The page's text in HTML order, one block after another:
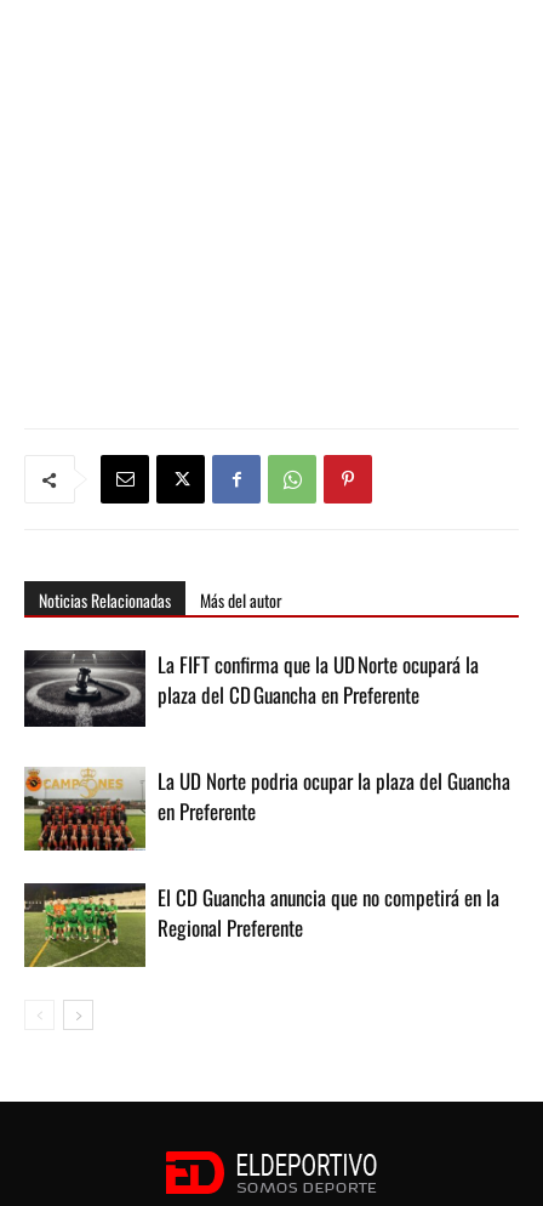
Noticias Relacionadas Más del autor
La FIFT confirma que la UD Norte ocupará la
plaza del CD Guancha en Preferente
La UD Norte podria ocupar la plaza del Guancha
en Preferente
El CD Guancha anuncia que no competirá en la
Regional Preferente